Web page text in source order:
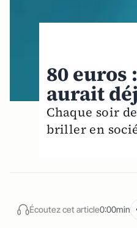
80 euros
aurait
Chaque soir
briller en
Écoutez cet article0:00min